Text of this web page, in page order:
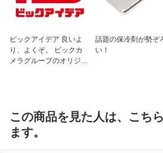
ビックアイデア 良いよ
り、よくぞ。 ビックカ
メラグループのオリジナ
話題の保冷剤が勢ぞ
い！
この商品を見た人は、こち
ます。